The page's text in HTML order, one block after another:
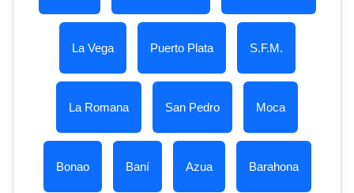
La Vega Puerto Plata S.F.M.
La Romana San Pedro Moca
Bonao Baní Azua Barahona